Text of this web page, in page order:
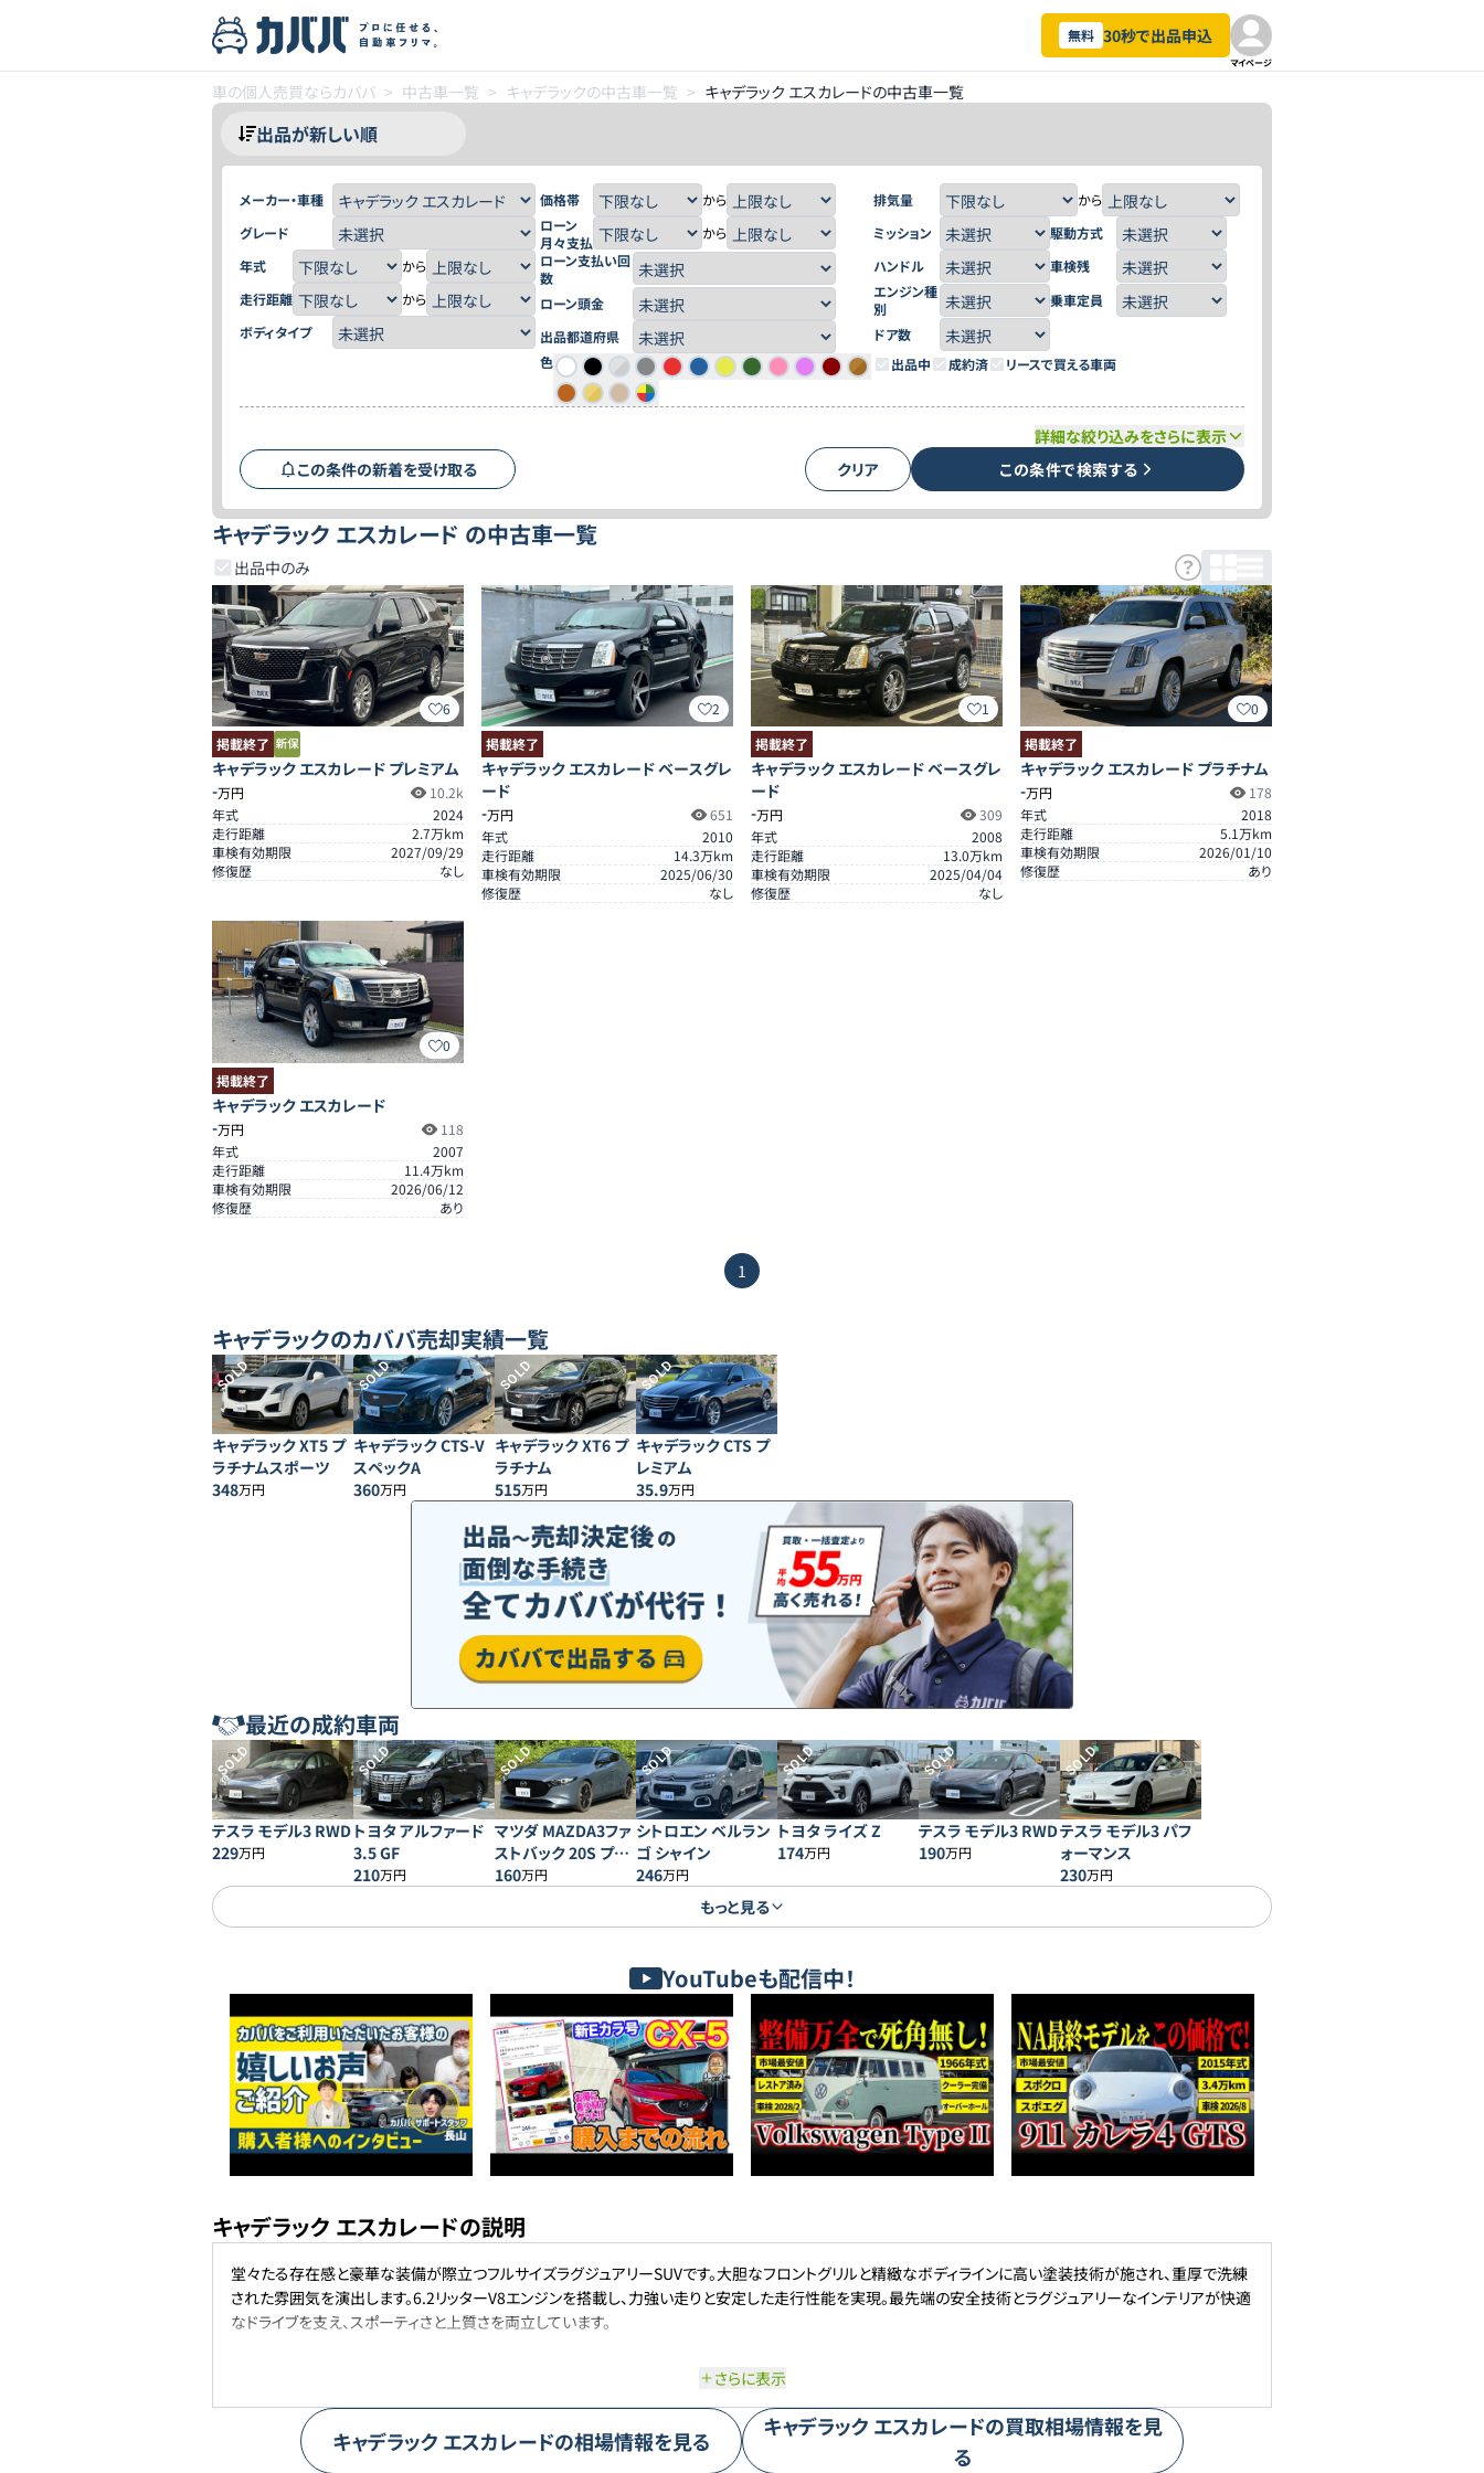
無料 30秒で出品申込
マイページ
車の個人売買ならカババ > 中古車一覧 > キャデラックの中古車一覧 > キャデラック エスカレードの中古車一覧
メーカー・車種
グレード
年式
から
走行距離
から
ボディタイプ
価格帯
から
ローン
月々支払
から
ローン支払い回
数
ローン頭金
出品都道府県
色
排気量
から
ミッション
駆動方式
ハンドル
車検残
エンジン種
別
乗車定員
ドア数
出品中
成約済 リースで買える車両
詳細な絞り込みをさらに表示
この条件の新着を受け取る
クリア この条件で検索する
キャデラック エスカレード の中古車一覧
出品中のみ
6
掲載終了
キャデラック エスカレード プレミアム
-万円
10.2k
年式
2024
走行距離
2.7万km
車検有効期限
2027/09/29
修復歴
なし
2
掲載終了
キャデラック エスカレード ベースグレ
ード
-万円
651
年式
2010
走行距離
14.3万km
車検有効期限
2025/06/30
修復歴
なし
1
掲載終了
キャデラック エスカレード ベースグレ
ード
-万円
309
年式
2008
走行距離
13.0万km
車検有効期限
2025/04/04
修復歴
なし
0
掲載終了
キャデラック エスカレード プラチナム
-万円
178
年式
2018
走行距離
5.1万km
車検有効期限
2026/01/10
修復歴
あり
0
掲載終了
キャデラック エスカレード
-万円
118
年式
2007
走行距離
11.4万km
車検有効期限
2026/06/12
修復歴
あり
1
キャデラックのカババ売却実績一覧
SOLD
キャデラック XT5 プ
ラチナムスポーツ
348万円
SOLD
キャデラック CTS-V
スペックA
360万円
SOLD
キャデラック XT6 プ
ラチナム
515万円
SOLD
キャデラック CTS プ
レミアム
35.9万円
最近の成約車両
SOLD
テスラ モデル3 RWD
229万円
SOLD
トヨタ アルファード
3.5 GF
210万円
SOLD
マツダ MAZDA3ファ
ストバック 20S プロ
アクティブ
160万円
SOLD
シトロエン ベルラン
ゴ シャイン
246万円
SOLD
トヨタ ライズ Z
174万円
SOLD
テスラ モデル3 RWD
190万円
SOLD
テスラ モデル3 パフ
ォーマンス
230万円
もっと見る
YouTubeも配信中！
キャデラック エスカレードの説明
堂々たる存在感と豪華な装備が際立つフルサイズラグジュアリーSUVです。大胆なフロントグリルと精緻なボディラインに高い塗装技術が施され、重厚で洗練
された雰囲気を演出します。6.2リッターV8エンジンを搭載し、力強い走りと安定した走行性能を実現。最先端の安全技術とラグジュアリーなインテリアが快適
なドライブを支え、スポーティさと上質さを両立しています。
さらに表示
キャデラック エスカレードの相場情報を見る
キャデラック エスカレードの買取相場情報を見
る